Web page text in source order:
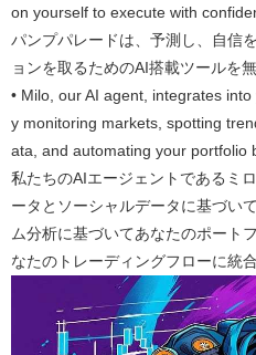
on yourself to execute with
パンプパレードは、予測し、自信
ョンを取るためのAI搭載ツールを
• Milo, our AI agent, integrates
y monitoring markets, spotting
ata, and automating your portfolio
私たちのAIエージェントであるミ
ータとソーシャルデータに基づい
ム分析に基づいてあなたのポート
なたのトレーディングフローに統合